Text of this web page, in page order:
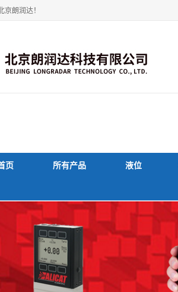
朗润达！
页 所有产品 液位